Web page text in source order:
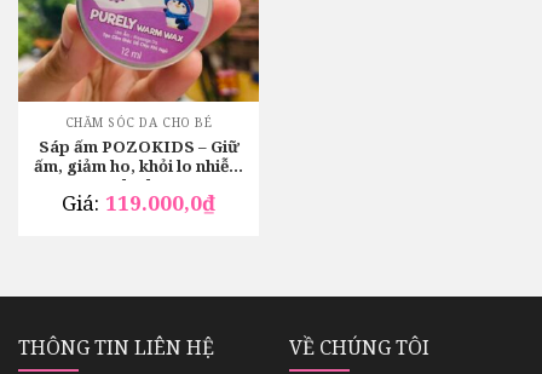
CHĂM SÓC DA CHO BÉ
Sáp ấm POZOKIDS – Giữ
ấm, giảm ho, khỏi lo nhiễm
lạnh
Giá: 119.000,0₫
THÔNG TIN LIÊN HỆ
VỀ CHÚNG TÔI